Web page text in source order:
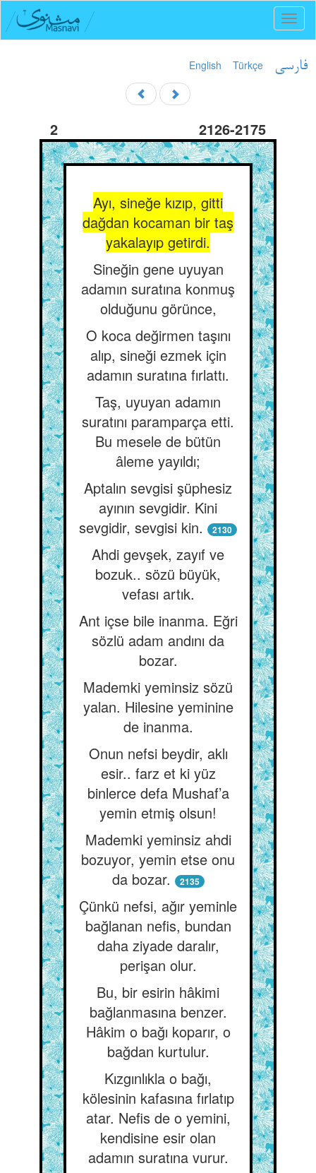
English Türkçe فارسی
2 2126-2175
Ayı, sineğe kızıp, gitti
dağdan kocaman bir taş
yakalayıp getirdi.
Sineğin gene uyuyan
adamın suratına konmuş
olduğunu görünce,
O koca değirmen taşını
alıp, sineği ezmek için
adamın suratına fırlattı.
Taş, uyuyan adamın
suratını paramparça etti.
Bu mesele de bütün
âleme yayıldı;
Aptalın sevgisi şüphesiz
ayının sevgidir. Kini
sevgidir, sevgisi kin.
2130
Ahdi gevşek, zayıf ve
bozuk.. sözü büyük,
vefası artık.
Ant içse bile inanma. Eğri
sözlü adam andını da
bozar.
Mademki yeminsiz sözü
yalan. Hilesine yeminine
de inanma.
Onun nefsi beydir, aklı
esir.. farz et ki yüz
binlerce defa Mushaf’a
yemin etmiş olsun!
Mademki yeminsiz ahdi
bozuyor, yemin etse onu
da bozar.
2135
Çünkü nefsi, ağır yeminle
bağlanan nefis, bundan
daha ziyade daralır,
perişan olur.
Bu, bir esirin hâkimi
bağlanmasına benzer.
Hâkim o bağı koparır, o
bağdan kurtulur.
Kızgınlıkla o bağı,
kölesinin kafasına fırlatıp
atar. Nefis de o yemini,
kendisine esir olan
adamın suratına vurur.